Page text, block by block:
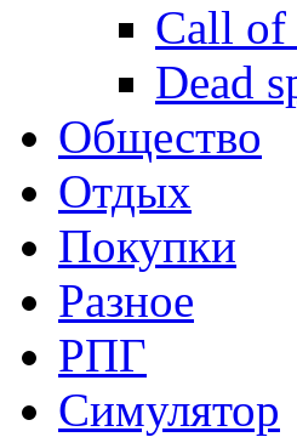
Call of
Dead
Общество
Отдых
Покупки
Разное
РПГ
Симулятор